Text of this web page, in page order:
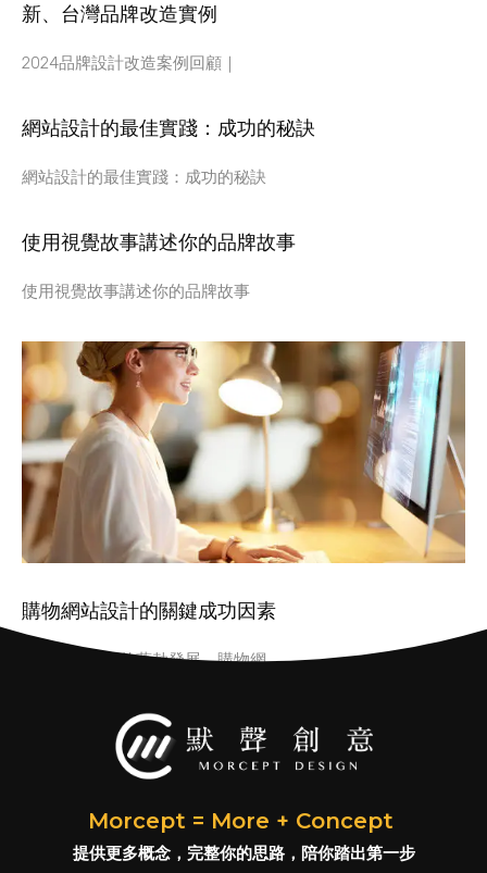
新、台灣品牌改造實例
2024品牌設計改造案例回顧｜
網站設計的最佳實踐：成功的秘訣
網站設計的最佳實踐：成功的秘訣
使用視覺故事講述你的品牌故事
使用視覺故事講述你的品牌故事
購物網站設計的關鍵成功因素
隨著電子商務的蓬勃發展，購物網
Morcept = More + Concept
提供更多概念，完整你的思路，陪你踏出第一步